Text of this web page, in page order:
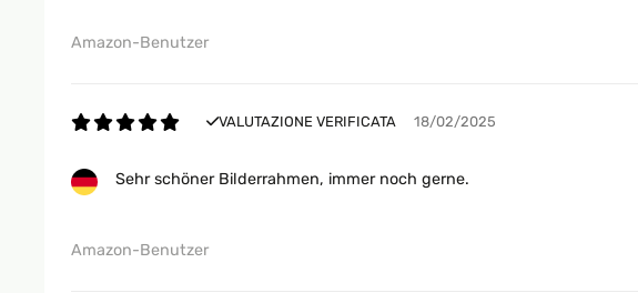
Amazon-Benutzer
VALUTAZIONE VERIFICATA 18/02/2025
Sehr schöner Bilderrahmen, immer noch gerne.
Amazon-Benutzer